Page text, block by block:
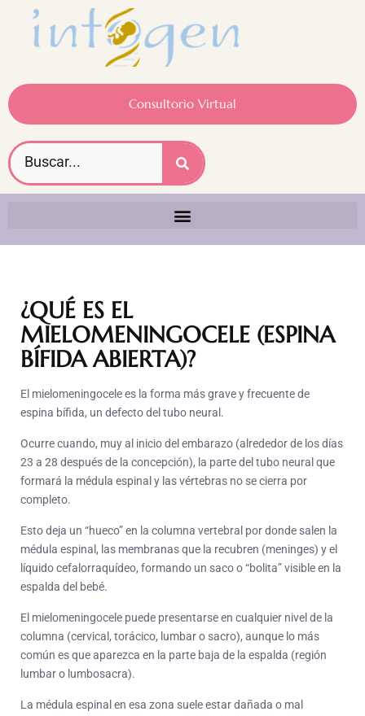
Consultorio Virtual
¿QUÉ ES EL
MIELOMENINGOCELE (ESPINA
BÍFIDA ABIERTA)?
El mielomeningocele es la forma más grave y frecuente de
espina bífida, un defecto del tubo neural.
Ocurre cuando, muy al inicio del embarazo (alrededor de los días
23 a 28 después de la concepción), la parte del tubo neural que
formará la médula espinal y las vértebras no se cierra por
completo.
Esto deja un “hueco” en la columna vertebral por donde salen la
médula espinal, las membranas que la recubren (meninges) y el
líquido cefalorraquídeo, formando un saco o “bolita” visible en la
espalda del bebé.
El mielomeningocele puede presentarse en cualquier nivel de la
columna (cervical, torácico, lumbar o sacro), aunque lo más
común es que aparezca en la parte baja de la espalda (región
lumbar o lumbosacra).
La médula espinal en esa zona suele estar dañada o mal